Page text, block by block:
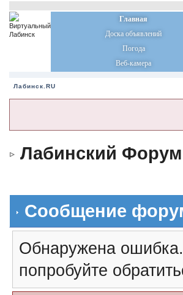
Главная
Доска объявлений
Погода
Веб-камера
Лабинск.RU
Лабинский Форум
Сообщение
Обнаружена
попробуйте